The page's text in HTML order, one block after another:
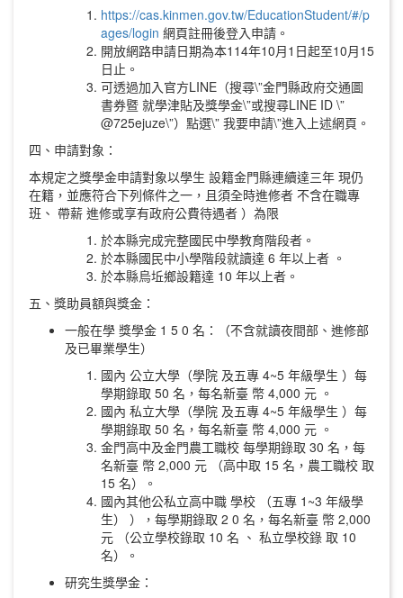
https://cas.kinmen.gov.tw/EducationStudent/#/p
ages/login 網頁註冊後登入申請。
開放網路申請日期為本114年10月1日起至10月15
日止。
可透過加入官方LINE（搜尋\”金門縣政府交通圖
書券暨 就學津貼及獎學金\”或搜尋LINE ID \”
@725ejuze\”）點選\” 我要申請\”進入上述網頁。
四、申請對象：
本規定之獎學金申請對象以學生 設籍金門縣連續達三年 現仍
在籍，並應符合下列條件之一，且須全時進修者 不含在職專
班、 帶薪 進修或享有政府公費待遇者 ）為限
於本縣完成完整國民中學教育階段者。
於本縣國民中小學階段就讀達 6 年以上者 。
於本縣烏坵鄉設籍達 10 年以上者。
五、獎助員額與獎金：
一般在學 獎學金 1 5 0 名：（不含就讀夜間部、進修部
及已畢業學生）
國內 公立大學（學院 及五專 4~5 年級學生 ）每
學期錄取 50 名，每名新臺 幣 4,000 元 。
國內 私立大學（學院 及五專 4~5 年級學生 ）每
學期錄取 50 名，每名新臺 幣 4,000 元 。
金門高中及金門農工職校 每學期錄取 30 名，每
名新臺 幣 2,000 元 （高中取 15 名，農工職校 取
15 名）。
國內其他公私立高中職 學校 （五專 1~3 年級學
生） ），每學期錄取 2 0 名，每名新臺 幣 2,000
元 （公立學校錄取 10 名 、 私立學校錄 取 10
名）。
研究生獎學金：